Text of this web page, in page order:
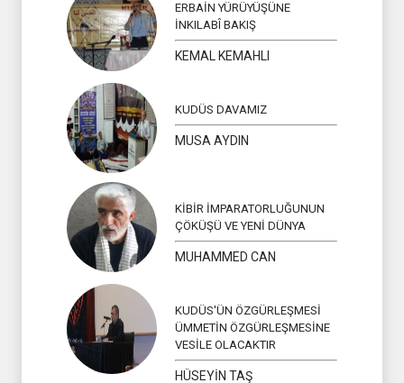
ERBAİN YÜRÜYÜŞÜNE
İNKILABÎ BAKIŞ
KEMAL KEMAHLI
KUDÜS DAVAMIZ
MUSA AYDIN
KİBİR İMPARATORLUĞUNUN
ÇÖKÜŞÜ VE YENİ DÜNYA
MUHAMMED CAN
KUDÜS'ÜN ÖZGÜRLEŞMESİ
ÜMMETİN ÖZGÜRLEŞMESİNE
VESİLE OLACAKTIR
HÜSEYİN TAŞ